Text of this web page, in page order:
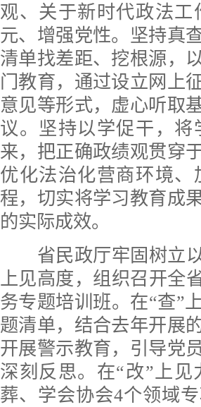
观、关于新时代政法
元、增强党性。坚持真
清单找差距、挖根源，
门教育，通过设立网上
意见等形式，虚心听取
议。坚持以学促干，
来，把正确政绩观贯穿
优化法治化营商环境
程，切实将学习教育成
的实际成效。
省民政厅牢固树立以
上见高度，组织召开全
务专题培训班。在“查”
题清单，结合去年开展
开展警示教育，引导党
深刻反思。在“改”上
葬、学会协会4个领域